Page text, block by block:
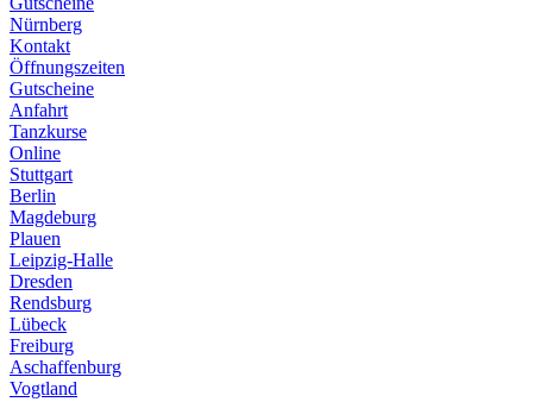
Nürnberg
Kontakt
Öffnungszeiten
Gutscheine
Anfahrt
Tanzkurse
Online
Stuttgart
Berlin
Magdeburg
Plauen
Leipzig-Halle
Dresden
Rendsburg
Lübeck
Freiburg
Aschaffenburg
Vogtland